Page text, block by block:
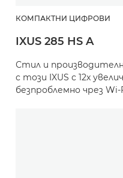
КОМПАКТНИ ЦИФРОВИ
IXUS 285 HS A
Стил и
с този IXUS с 12x
безпроблемно чрез Wi-